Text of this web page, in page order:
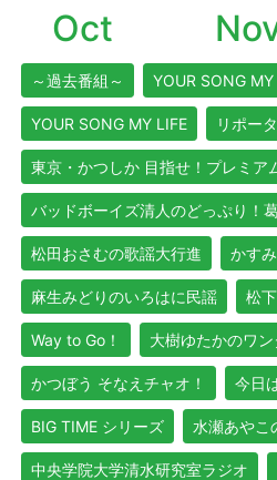
Oct
～過去番組～ YOUR SONG
YOUR SONG MY LIFE リポー
東京・かつしか 目指せ！プレミア
バッドボーイズ清人のどっぷり！
松田おさむの歌謡大行進 かす
麻生みどりのいろはに民謡 松
Way to Go！ 大樹ゆたかのワ
かつぼう そなえチャオ！ 今日
BIG TIME シリーズ 水瀬あやこ
中央学院大学清水研究室ラジオ